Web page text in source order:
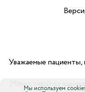
Уважаемые пациенты,
Министерства
Мы используем